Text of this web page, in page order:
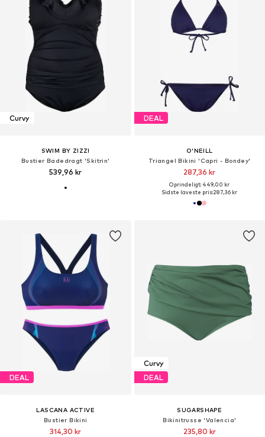
Curvy
SWIM BY ZIZZI
Bustier Badedragt 'Skitrin'
539,96 kr
DEAL
O'NEILL
Triangel Bikini 'Capri - Bondey'
287,36 kr
Oprindeligt: 449,00 kr
Sidste laveste pris:287,36 kr
DEAL
LASCANA ACTIVE
Bustier Bikini
314,30 kr
Curvy
DEAL
SUGARSHAPE
Bikinitrusse 'Valencia'
235,80 kr